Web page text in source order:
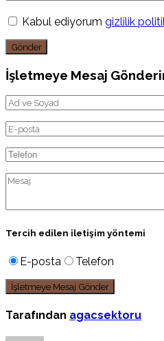
Kabul ediyorum gizlilik
Gönder
İşletmeye Mesaj
Tercih edilen iletişim yöntemi
E-posta Telefon
Tarafından agacsektoru